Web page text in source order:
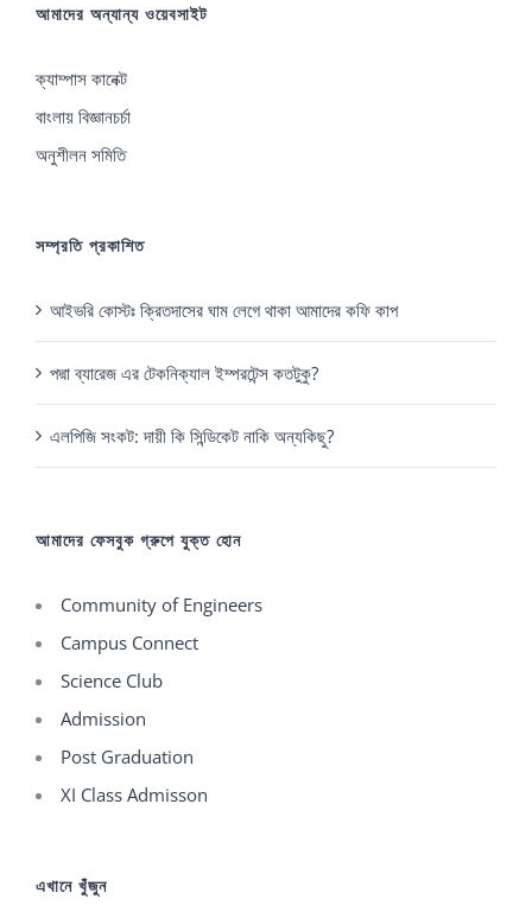
আমাদের অন্যান্য ওয়েবসাইট
ক্যাম্পাস কানেক্ট
বাংলায় বিজ্ঞানচর্চা
অনুশীলন সমিতি
সম্প্রতি প্রকাশিত
আইভরি কোস্টঃ ক্রিতদাসের ঘাম লেগে থাকা আমাদের কফি কাপ
পদ্মা ব্যারেজ এর টেকনিক্যাল ইম্পরটেন্স কতটুকু?
এলপিজি সংকট: দায়ী কি সিন্ডিকেট নাকি অন্যকিছু?
আমাদের ফেসবুক গ্রুপে যুক্ত হোন
Community of Engineers
Campus Connect
Science Club
Admission
Post Graduation
XI Class Admisson
এখানে খুঁজুন